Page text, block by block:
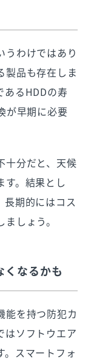
うわけではあり
製品も存在しま
あるHDDの寿
が早期に必要
十分だと、天候
す。結果とし
長期的にはコス
しょう。
くなるかも
能を持つ防犯カ
はソフトウエア
。スマートフォ